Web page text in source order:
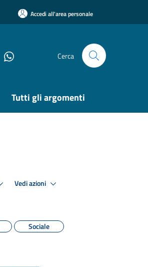
Accedi all'area personale
Cerca
Tutti gli argomenti
Vedi azioni
Sociale